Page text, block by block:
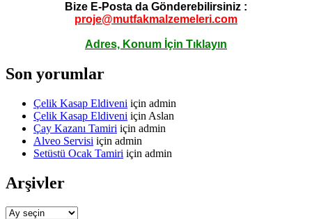
Bize E-Posta da Gönderebilirsiniz :
proje@mutfakmalzemeleri.com
Adres, Konum İçin Tıklayın
Son yorumlar
Çelik Kasap Eldiveni için admin
Çelik Kasap Eldiveni için Aslan
Çay Kazanı Tamiri için admin
Alveo Servisi için admin
Setüstü Ocak Tamiri için admin
Arşivler
Arşivler